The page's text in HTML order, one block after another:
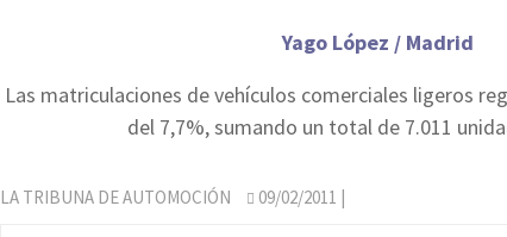
Yago López / Madrid
Las matriculaciones de vehículos comerciales ligeros
del 7,7%, sumando un total de 7.011
LA TRIBUNA DE AUTOMOCIÓN 09/02/2011 |